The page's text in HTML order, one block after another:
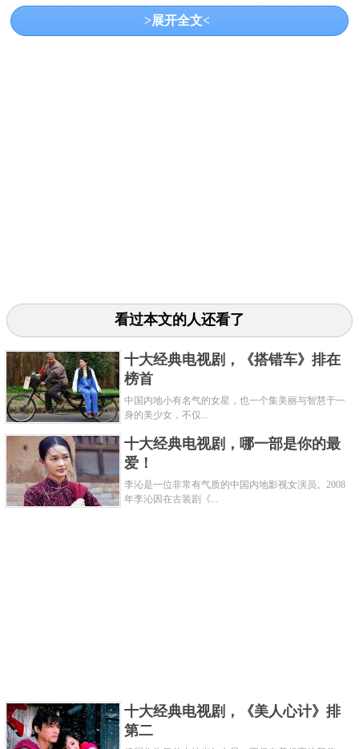
《权利的游戏》第一季开播后就火遍全网，受到无数
国内观众的喜欢，这部质量超高的美剧画面堪比电
《毒枭》这部美剧也可以说是一部传记片，讲述了大
毒枭巴勃罗·埃斯科巴从走私贩出身，一步步成为超级
大毒枭的传奇故事。《毒枭》这部电视剧第第一季到
第三季到外传《墨西哥》评价都非常的高，现在外传
>展开全文<
看过本文的人还看了
十大经典电视剧，《搭错车》排在
榜首
中国内地小有名气的女星，也一个集美丽与智慧于一
身的美少女，不仅...
十大经典电视剧，哪一部是你的最
爱！
李沁是一位非常有气质的中国内地影视女演员。2008
年李沁因在古装剧《...
十大经典电视剧，《美人心计》排
第二